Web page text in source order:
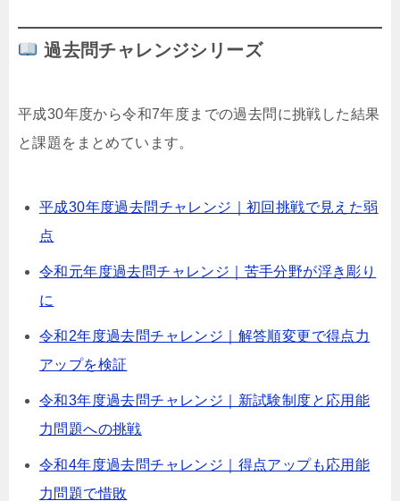
過去問チャレンジシリーズ
平成30年度から令和7年度までの過去問に挑戦した結果
と課題をまとめています。
平成30年度過去問チャレンジ｜初回挑戦で見えた弱
点
令和元年度過去問チャレンジ｜苦手分野が浮き彫り
に
令和2年度過去問チャレンジ｜解答順変更で得点力
アップを検証
令和3年度過去問チャレンジ｜新試験制度と応用能
力問題への挑戦
令和4年度過去問チャレンジ｜得点アップも応用能
力問題で惜敗